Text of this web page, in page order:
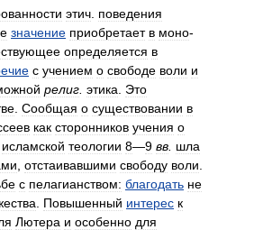
этич поведения
значение приобретает в моно-
определяется в
с учением о свободе воли и
религ этика
Это
Сообщая о существовании в
как сторонников учения о
исламской теологии 8—9 вв шла
отстаивавшими свободу воли
с пелагианством: благодать не
Повышенный интерес к
Лютера и особенно для